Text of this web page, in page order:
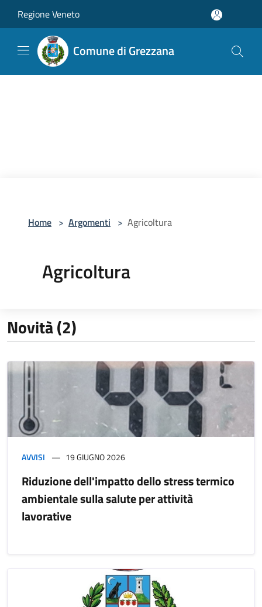
Regione Veneto
Comune di Grezzana
Home > Argomenti > Agricoltura
Agricoltura
Novità (2)
AVVISI 19 GIUGNO 2026
Riduzione dell'impatto dello stress termico
ambientale sulla salute per attività
lavorative